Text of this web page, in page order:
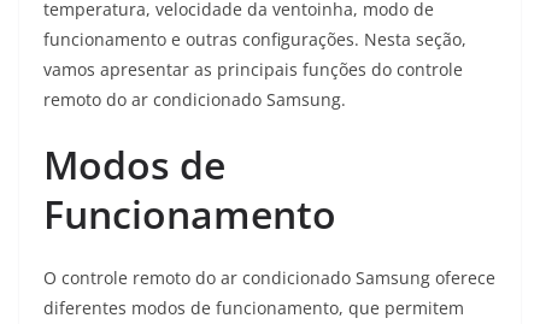
temperatura, velocidade da ventoinha, modo de
funcionamento e outras configurações. Nesta seção,
vamos apresentar as principais funções do controle
remoto do ar condicionado Samsung.
Modos de
Funcionamento
O controle remoto do ar condicionado Samsung oferece
diferentes modos de funcionamento, que permitem